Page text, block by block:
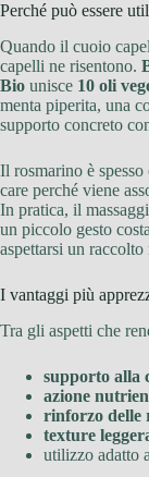
Perché può essere
Quando il cuoio
capelli ne risentono.
Bio unisce 10 oli
menta piperita, una
supporto concreto
Il rosmarino è
care perché viene
In pratica, il
un piccolo gesto
aspettarsi un
I vantaggi più
Tra gli aspetti che
supporto alla
azione
rinforzo delle
texture
utilizzo adatto